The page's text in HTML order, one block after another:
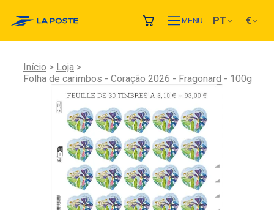
MENU PT €
Início
Loja
Folha de carimbos - Coração 2026 - Fragonard - 100g